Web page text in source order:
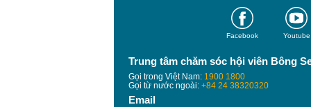
Facebook Youtube
Trung tâm chăm sóc hội viên Bông
Gọi trong Việt Nam: 1900 1800
Gọi từ nước ngoài: +84 24 38320320
Email